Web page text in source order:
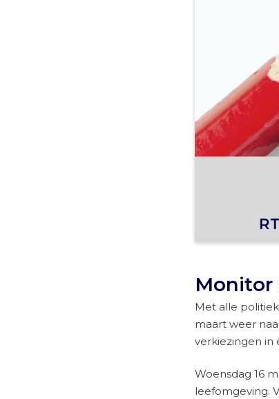
Monitor
Met alle
maart weer
verkiezingen in
Woensdag 16
leefomgeving.